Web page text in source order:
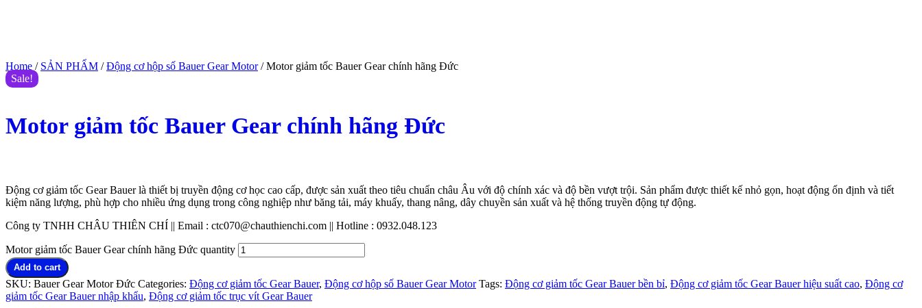
Home / SẢN PHẨM /Động cơ hộp số Bauer Gear Motor/ Motor giảm tốc Bauer Gear chính hãng Đức
Sale!
Motor giảm tốc Bauer Gear chính hãng Đức
Động cơ giảm tốc Gear Bauer là thiết bị truyền động cơ học cao cấp, được sản xuất theo tiêu chuẩn châu Âu với độ chính xác và độ bền vượt trội. Sản phẩm được thiết kế nhỏ gọn, hoạt động ổn định và tiết
kiệm năng lượng, phù hợp cho nhiều ứng dụng trong công nghiệp như băng tải, máy khuấy, thang nâng, dây chuyền sản xuất và hệ thống truyền động tự động.
Công ty TNHH CHÂU THIÊN CHÍ || Email : ctc070@chauthienchi.com || Hotline : 0932.048.123
Motor giảm tốc Bauer Gear chính hãng Đức quantity
Add to cart
SKU: Bauer Gear Motor Đức Categories: Động cơ giảm tốc Gear Bauer, Động cơ hộp số Bauer Gear Motor Tags: Động cơ giảm tốc Gear Bauer bền bỉ, Động cơ giảm tốc Gear Bauer hiệu suất cao, Động cơ
giảm tốc Gear Bauer nhập khẩu, Động cơ giảm tốc trục vít Gear Bauer